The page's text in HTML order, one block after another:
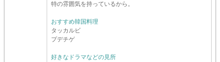
特の雰囲気を持っているから。
おすすめ韓国料理
タッカルビ
プデチゲ
好きなドラマなどの見所